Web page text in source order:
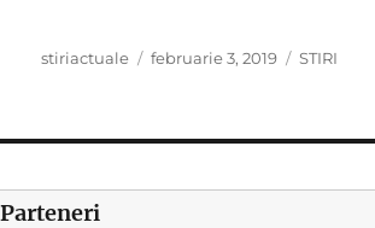
Author
stiriactuale
Posted
februarie 3, 2019 Categories
STIRI
Parteneri